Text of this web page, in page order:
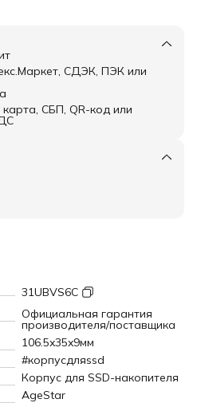
СДЭК, ПЭК или
СБП, QR-код или
31UBVS6C
Официальная гарантия
производителя/поставщика
106.5x35x9мм
#корпусдляssd
Корпус для SSD-накопителя
AgeStar